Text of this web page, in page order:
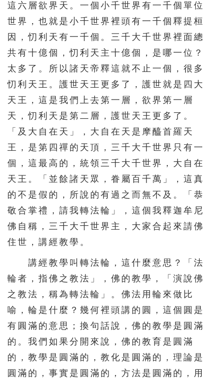
456 457 458 459 460
466 467 468 469 470
471 472 473 474 475
476 477 478 479 480
481 482 483 484 485
486 487 488 489 490
496 497 498 499 500
501 502 503 504 505
506 507 508 509 510
511 512 513 514 515
531 532 534 535
536 537 538 539 540
541 542 543 544 545
546 547 548 549 550
這六層欲界天。一個小千世界有一千個單位
世界，也就是小千世界裡頭有一千個釋提桓
因，忉利天有一千個。三千大千世界裡面總
共有十億個，忉利天主十億個，是哪一位？
太多了。所以諸天帝釋這就不止一個，很多
忉利天王。護世天王更多了，護世就是四大
天王，這是我們上去第一層，欲界第一層
天，忉利天是第二層，護世天王更多了。
「及大自在天」，大自在天是摩醯首羅天
王，是第四禪的天頂，三千大千世界只有一
個，這最高的，統領三千大千世界，大自在
天王。「並餘諸天眾，眷屬百千萬」，這真
的不是假的，所說的有過之而無不及。「恭
敬合掌禮，請我轉法輪」，這個我釋迦牟尼
佛自稱，三千大千世界主，大家合起來請佛
住世，講經教學。
講經教學叫轉法輪，這什麼意思？「法
輪者，指佛之教法」，佛的教學，「演說佛
之教法，稱為轉法輪」。佛法用輪來做比
喻，輪是什麼？幾何裡頭講的圓，這個圓是
有圓滿的意思；換句話說，佛的教學是圓滿
的。我們如果分開來說，佛的教育是圓滿
的，教學是圓滿的，教化是圓滿的，理論是
圓滿的，事實是圓滿的，方法是圓滿的，用